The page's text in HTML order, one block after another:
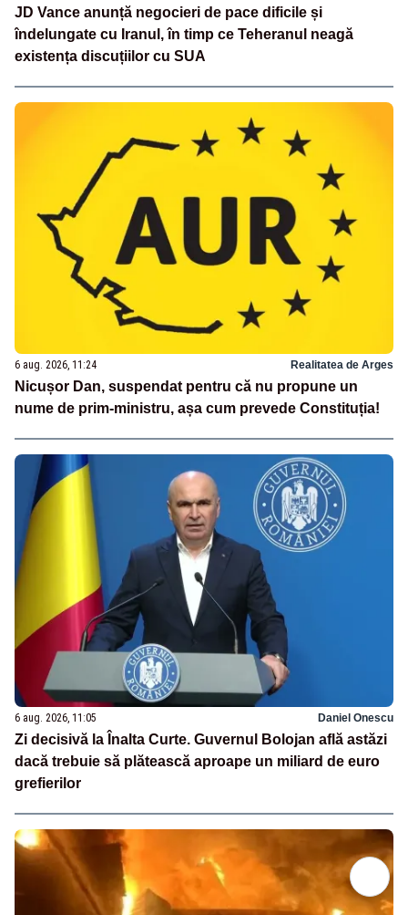
JD Vance anunță negocieri de pace dificile și
îndelungate cu Iranul, în timp ce Teheranul neagă
existența discuțiilor cu SUA
6 aug. 2026, 11:24 Realitatea de Arges
Nicușor Dan, suspendat pentru că nu propune un
nume de prim-ministru, așa cum prevede Constituția!
6 aug. 2026, 11:05 Daniel Onescu
Zi decisivă la Înalta Curte. Guvernul Bolojan află astăzi
dacă trebuie să plătească aproape un miliard de euro
grefierilor